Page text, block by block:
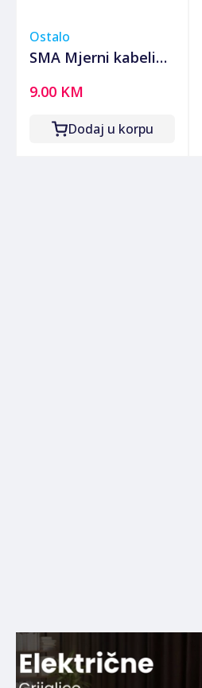
Ostalo
SMA Mjerni kabeli
dužina 90 cm - MZ
SMART
9.00 KM
Dodaj u korpu